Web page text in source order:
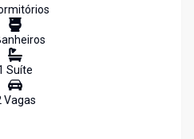
s
s
Suíte
Vagas